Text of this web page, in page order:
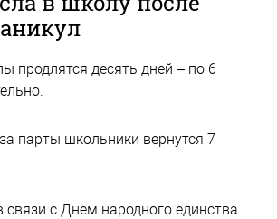
продлятся десять дней – по 6
парты школьники вернутся 7
с Днем народного единства